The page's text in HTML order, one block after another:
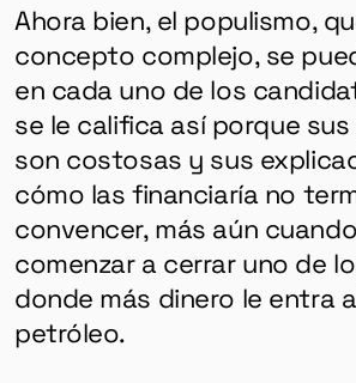
Ahora bien, el populismo,
concepto complejo, se
en cada uno de los
se le califica así porque
son costosas y sus
cómo las financiaría no
convencer, más aún
comenzar a cerrar uno de
donde más dinero le entra
petróleo.